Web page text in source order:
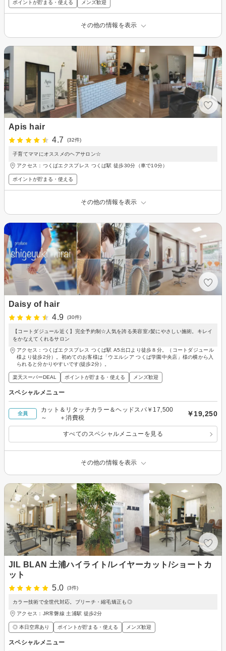
ポイントが貯まる・使える メンズ歓迎
その他の情報を表示
Apis hair
4.7
(32件)
子育てママにオススメのヘアサロン☆
アクセス：つくばエクスプレス つくば駅 徒歩30分（車で10分）
ポイントが貯まる・使える
その他の情報を表示
Daisy of hair
4.9
(30件)
【コートダジュール近く】完全予約制☆人気を誇る美容室♪髪にやさしい施術。キレイ
をかなえてくれるサロン
アクセス：つくばエクスプレス つくば駅 A5出口より徒歩８分。（コートダジュール
様より徒歩2分）。初めてのお客様は「ウエルシア つくば学園中央店」様の横から入
られると分かりやすいです(徒歩2分）。
楽天スーパーDEAL ポイントが貯まる・使える メンズ歓迎
スペシャルメニュー
全員
カット＆リタッチカラー＆ヘッドスパ￥17,500
～ ＋消費税
￥19,250
すべてのスペシャルメニューを見る
その他の情報を表示
JIL BLAN 土浦ハイライト/レイヤーカット/ショートカ
ット
5.0
(3件)
カラー技術で全世代対応。ブリーチ・縮毛矯正も◎
アクセス：JR常磐線 土浦駅 徒歩2分
◎ 本日空席あり ポイントが貯まる・使える メンズ歓迎
スペシャルメニュー